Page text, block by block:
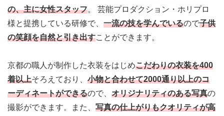
の、主に女性スタッフ。 芸能プロダクション・ホリプロ
様と提携している研修で、 一流の技を学んでいるので子供
の笑顔を自然と引き出すことができます。
京都の職人が制作した衣装をはじめこだわりの衣装を400
着以上そろえており、 小物と合わせて2000通り以上のコ
ーディネートができるので、 オリジナリティのある写真の
撮影ができます。また、 写真の仕上がりもクオリティが高